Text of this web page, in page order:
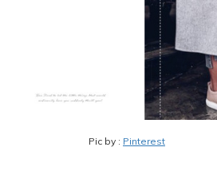
Pic by : Pinterest